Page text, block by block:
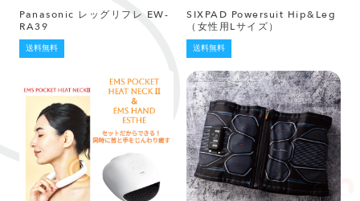
Panasonic レッグリフレ EW-
RA39
送料無料
SIXPAD Powersuit Hip&Leg
（女性用Lサイズ）
送料無料